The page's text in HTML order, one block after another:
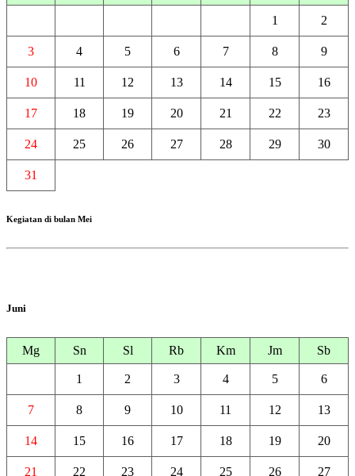
1 2
3 4 5 6 7 8 9
10 11 12 13 14 15 16
17 18 19 20 21 22 23
24 25 26 27 28 29 30
31
Kegiatan di bulan Mei
Juni
Mg Sn Sl Rb Km Jm Sb
1 2 3 4 5 6
7 8 9 10 11 12 13
14 15 16 17 18 19 20
21 22 23 24 25 26 27